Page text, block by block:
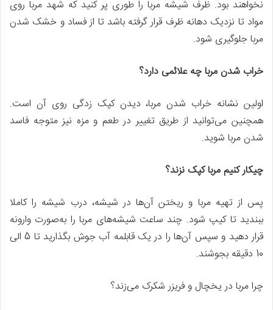
نخواهند بود. ظرف شیشه مربا را طوری پر کنید که شهد مربا روی
مواد تا نزدیک دهانه ظرف قرار گرفته باشد تا از فساد و خشک شدن
مربا جلوگیری شود.
خراب شدن مربا چه علائمی دارد؟
اولین نشانه خراب شدن مربا، دیدن کپک زدگی روی آن است.
همچنین می‌توانید از طریق تغییر در طعم و مزه نیز متوجه فاسد
شدن مربا شوید.
چیکار کنیم مربا کپک نزند؟
پس‌ از تهیه مربا و ریختن آن‌ها در شیشه، درب شیشه را کاملا
ببندید تا کیپ شود. چند ساعت شیشه‌های مربا را به‌صورت وارونه
قرار دهید و سپس آن‌ها را در یک قابلمه آب جوش بگذارید تا 5 الی
10 دقیقه بجوشند.
چرا مربا در یخچال و فریزر شکرک می‌زند؟